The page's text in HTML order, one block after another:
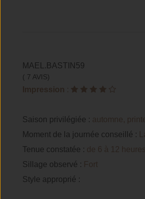
MAEL.BASTIN59
( 7 AVIS)
Impression :
Saison privilégiée : automne,
Moment de la journée conseillé :
Tenue constatée : de 6 à 12 heures
Sillage observé : Fort
Style approprié :